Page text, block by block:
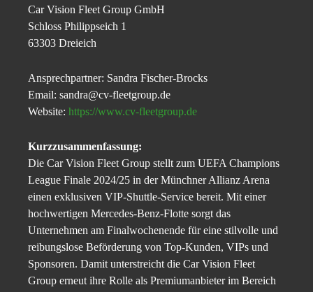
Car Vision Fleet Group GmbH
Schloss Philippseich 1
63303 Dreieich
Ansprechpartner: Sandra Fischer-Brocks
Email: sandra@cv-fleetgroup.de
Website: https://www.cv-fleetgroup.de
Kurzzusammenfassung:
Die Car Vision Fleet Group stellt zum UEFA Champions
League Finale 2024/25 in der Münchner Allianz Arena
einen exklusiven VIP-Shuttle-Service bereit. Mit einer
hochwertigen Mercedes-Benz-Flotte sorgt das
Unternehmen am Finalwochenende für eine stilvolle und
reibungslose Beförderung von Top-Kunden, VIPs und
Sponsoren. Damit unterstreicht die Car Vision Fleet
Group erneut ihre Rolle als Premiumanbieter im Bereich